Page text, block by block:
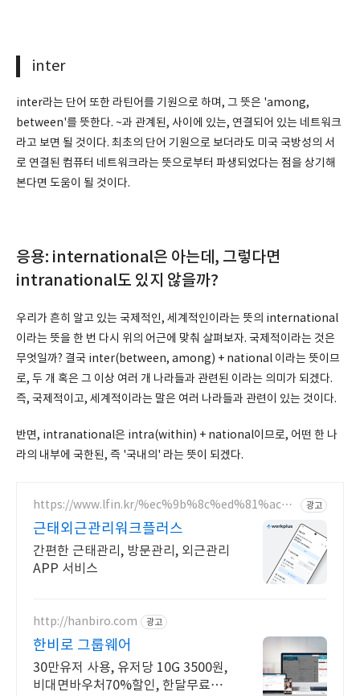
inter
inter라는 단어 또한 라틴어를 기원으로 하며, 그 뜻은 'among,
between'를 뜻한다. ~과 관계된, 사이에 있는, 연결되어 있는 네트워크
라고 보면 될 것이다. 최초의 단어 기원으로 보더라도 미국 국방성의 서
로 연결된 컴퓨터 네트워크라는 뜻으로부터 파생되었다는 점을 상기해
본다면 도움이 될 것이다.
응용: international은 아는데, 그렇다면
intranational도 있지 않을까?
우리가 흔히 알고 있는 국제적인, 세계적인이라는 뜻의 international
이라는 뜻을 한 번 다시 위의 어근에 맞춰 살펴보자. 국제적이라는 것은
무엇일까? 결국 inter(between, among) + national 이라는 뜻이므
로, 두 개 혹은 그 이상 여러 개 나라들과 관련된 이라는 의미가 되겠다.
즉, 국제적이고, 세계적이라는 말은 여러 나라들과 관련이 있는 것이다.
반면, intranational은 intra(within) + national이므로, 어떤 한 나
라의 내부에 국한된, 즉 '국내의' 라는 뜻이 되겠다.
https://www.lfin.kr/%ec%9b%8c%ed%81%ac%
ed%94%8c%eb%9f%ac%ec%8a%a4/
광고
근태외근관리워크플러스
간편한 근태관리, 방문관리, 외근관리
APP 서비스
http://hanbiro.com 광고
한비로 그룹웨어
30만유저 사용, 유저당 10G 3500원,
비대면바우처70%할인, 한달무료제